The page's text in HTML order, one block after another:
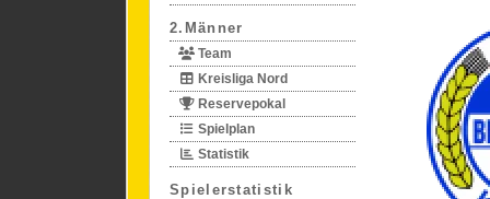
2.Männer
Team
Kreisliga Nord
Reservepokal
Spielplan
Statistik
Spielerstatistik